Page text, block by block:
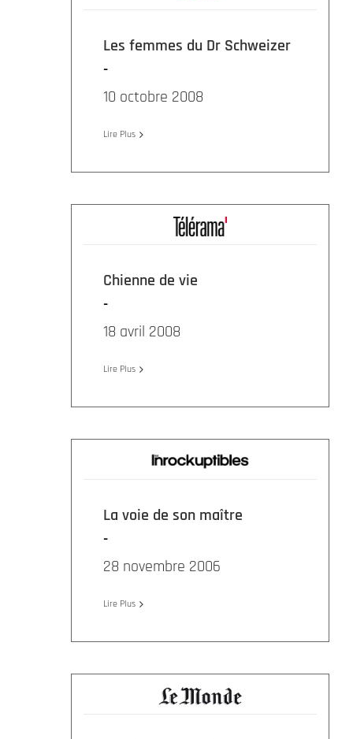
Les femmes du Dr Schweizer
10 octobre 2008
Lire Plus
Chienne de vie
18 avril 2008
Lire Plus
La voie de son maître
28 novembre 2006
Lire Plus